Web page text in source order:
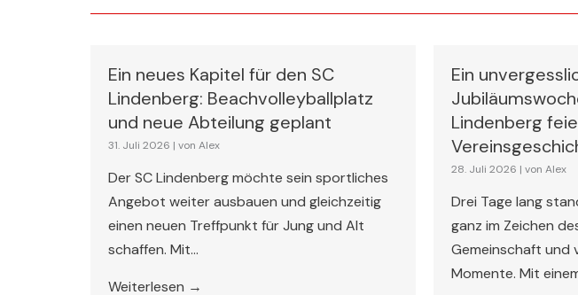
Ein neues Kapitel für den SC
Lindenberg: Beachvolleyballplatz
und neue Abteilung geplant
31. Juli 2026 | von Alex
Der SC Lindenberg möchte sein sportliches
Angebot weiter ausbauen und gleichzeitig
einen neuen Treffpunkt für Jung und Alt
schaffen. Mit...
Weiterlesen →
Ein
Lindenberg
28. Juli 2026 | von Alex
Drei Tage lang
ganz im Zeichen
Gemeinschaft und
Momente. Mit